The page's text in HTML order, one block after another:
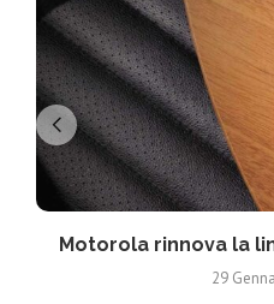
Motorola rinnova la
29